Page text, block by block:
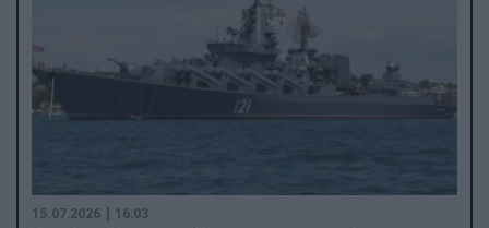
15.07.2026 | 16:03